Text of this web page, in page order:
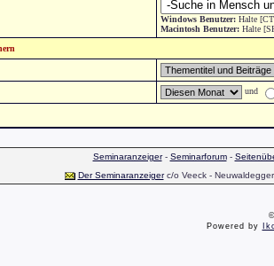
Windows Benutzer: Halte
Macintosh Benutzer: Halte
und
Seminaranzeiger- Seminarforum-
Der Seminaranzeigerc/o Veeck -
Powered by